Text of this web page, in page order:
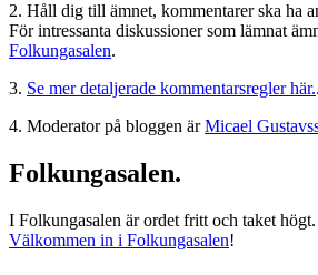
2. Håll dig till ämnet, kommentarer ska ha
För intressanta diskussioner som lämnat
Folkungasalen.
3. Se mer detaljerade kommentarsregler här..
4. Moderator på bloggen ärMicael
Folkungasalen.
I Folkungasalen är ordet fritt och taket högt.
Välkommen in i Folkungasalen!